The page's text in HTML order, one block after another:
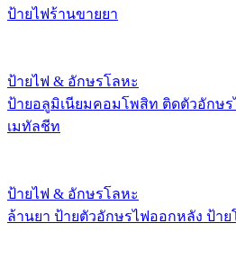
ป้ายไฟร้านขายยา
ป้ายไฟ & อักษรโลหะ
ป้ายอลูมิเนียมคอมโพสิท ติดตัวอักษร
เมทัลชีท
ป้ายไฟ & อักษรโลหะ
ล้านยา ป้ายตัวอักษรไฟออกหลัง ป้า